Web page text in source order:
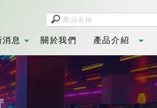
消息 關於我們 產品介紹
PRODUCT